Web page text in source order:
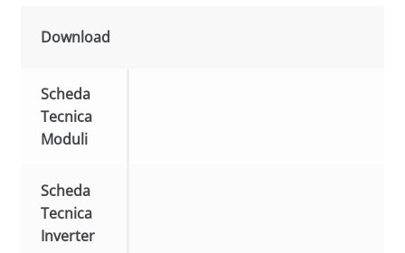
Download
Scheda
Tecnica
Moduli
Scheda
Tecnica
Inverter